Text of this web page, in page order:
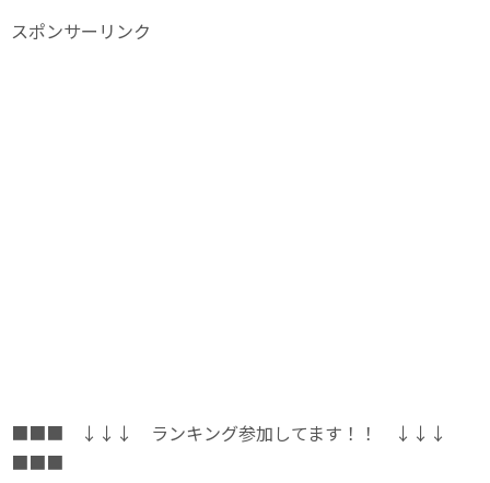
スポンサーリンク
■■■ ↓↓↓ ランキング参加してます！！ ↓↓↓
■■■